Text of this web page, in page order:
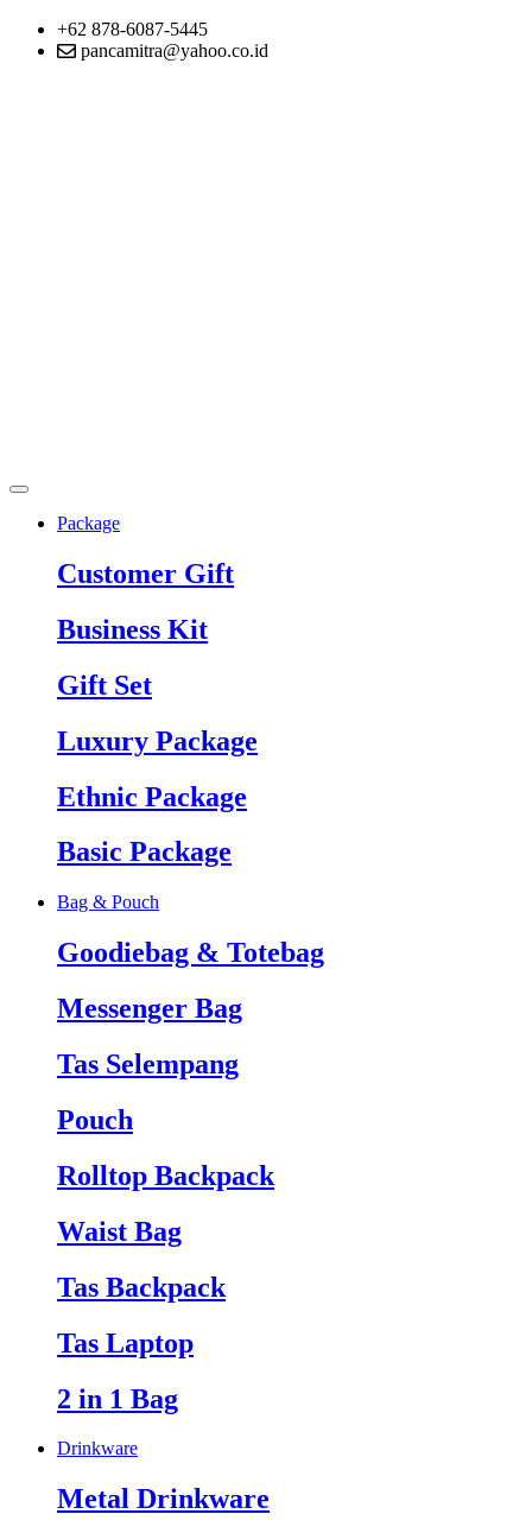
+62 878-6087-5445
pancamitra@yahoo.co.id
Package
Customer Gift
Business Kit
Gift Set
Luxury Package
Ethnic Package
Basic Package
Bag & Pouch
Goodiebag & Totebag
Messenger Bag
Tas Selempang
Pouch
Rolltop Backpack
Waist Bag
Tas Backpack
Tas Laptop
2 in 1 Bag
Drinkware
Metal Drinkware